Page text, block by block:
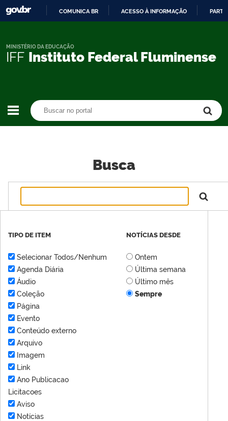
CONTEÚDO
COMUNICA BR ACESSO À INFORMAÇÃO
IFF Instituto Federal Fluminense
MINISTÉRIO DA EDUCAÇÃO
Busca
TIPO DE ITEM
Selecionar Todos/Nenhum
Agenda Diária
Áudio
Coleção
Página
Evento
Conteúdo externo
Arquivo
Imagem
Link
Ano Publicacao
Licitacoes
Aviso
Notícias
NOTÍCIAS DESDE
Ontem
Última semana
Último mês
Sempre